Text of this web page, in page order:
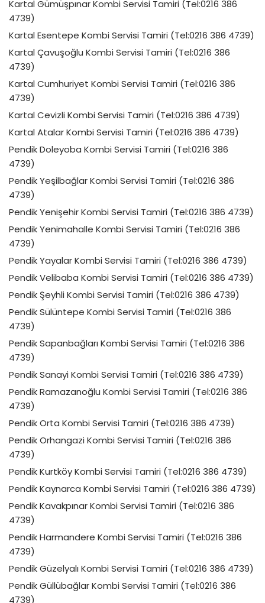
Kartal Gümüşpınar Kombi Servisi Tamiri (Tel:0216 386
4739)
Kartal Esentepe Kombi Servisi Tamiri (Tel:0216 386 4739)
Kartal Çavuşoğlu Kombi Servisi Tamiri (Tel:0216 386
4739)
Kartal Cumhuriyet Kombi Servisi Tamiri (Tel:0216 386
4739)
Kartal Cevizli Kombi Servisi Tamiri (Tel:0216 386 4739)
Kartal Atalar Kombi Servisi Tamiri (Tel:0216 386 4739)
Pendik Doleyoba Kombi Servisi Tamiri (Tel:0216 386
4739)
Pendik Yeşilbağlar Kombi Servisi Tamiri (Tel:0216 386
4739)
Pendik Yenişehir Kombi Servisi Tamiri (Tel:0216 386 4739)
Pendik Yenimahalle Kombi Servisi Tamiri (Tel:0216 386
4739)
Pendik Yayalar Kombi Servisi Tamiri (Tel:0216 386 4739)
Pendik Velibaba Kombi Servisi Tamiri (Tel:0216 386 4739)
Pendik Şeyhli Kombi Servisi Tamiri (Tel:0216 386 4739)
Pendik Sülüntepe Kombi Servisi Tamiri (Tel:0216 386
4739)
Pendik Sapanbağları Kombi Servisi Tamiri (Tel:0216 386
4739)
Pendik Sanayi Kombi Servisi Tamiri (Tel:0216 386 4739)
Pendik Ramazanoğlu Kombi Servisi Tamiri (Tel:0216 386
4739)
Pendik Orta Kombi Servisi Tamiri (Tel:0216 386 4739)
Pendik Orhangazi Kombi Servisi Tamiri (Tel:0216 386
4739)
Pendik Kurtköy Kombi Servisi Tamiri (Tel:0216 386 4739)
Pendik Kaynarca Kombi Servisi Tamiri (Tel:0216 386 4739)
Pendik Kavakpınar Kombi Servisi Tamiri (Tel:0216 386
4739)
Pendik Harmandere Kombi Servisi Tamiri (Tel:0216 386
4739)
Pendik Güzelyalı Kombi Servisi Tamiri (Tel:0216 386 4739)
Pendik Güllübağlar Kombi Servisi Tamiri (Tel:0216 386
4739)